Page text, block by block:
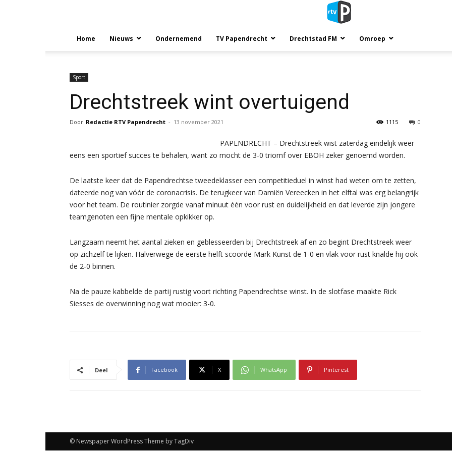
Home Nieuws Ondernemend TV Papendrecht Drechtstad FM Omroep
Sport
Drechtstreek wint overtuigend
Door Redactie RTV Papendrecht - 13 november 2021 0
1115
PAPENDRECHT – Drechtstreek wist zaterdag eindelijk weer
eens een sportief succes te behalen, want zo mocht de 3-0 triomf over EBOH zeker genoemd worden.
De laatste keer dat de Papendrechtse tweedeklasser een competitieduel in winst had weten om te zetten,
dateerde nog van vóór de coronacrisis. De terugkeer van Damiën Vereecken in het elftal was erg belangrijk
voor het team. De routinier zorgde vanaf minuut één voor rust en duidelijkheid en dat leverde zijn jongere
teamgenoten een fijne mentale opkikker op.
Langzaam neemt het aantal zieken en geblesseerden bij Drechtstreek af en zo begint Drechtstreek weer
op zichzelf te lijken. Halverwege de eerste helft scoorde Mark Kunst de 1-0 en vlak voor rust knalde hij ook
de 2-0 binnen.
Na de pauze kabbelde de partij rustig voort richting Papendrechtse winst. In de slotfase maakte Rick
Siesses de overwinning nog wat mooier: 3-0.
Deel Facebook X WhatsApp Pinterest
© Newspaper WordPress Theme by TagDiv